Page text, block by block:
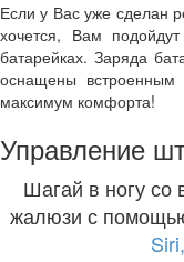
Если у Вас уже сделан
хочется, Вам
батарейках. Заряда
оснащены встроенным
максимум комфорта!
Управление
Шагай в ногу
жалюзи с